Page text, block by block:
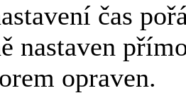
čas
nastaven
opraven.